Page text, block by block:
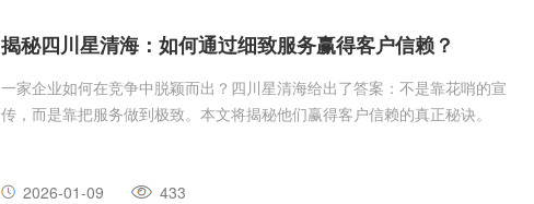
揭秘四川星清海：如何通过细致服务赢得客户信赖？
一家企业如何在竞争中脱颖而出？四川星清海给出了答案：不是靠花哨的宣
传，而是靠把服务做到极致。本文将揭秘他们赢得客户信赖的真正秘诀。
2026-01-09 433